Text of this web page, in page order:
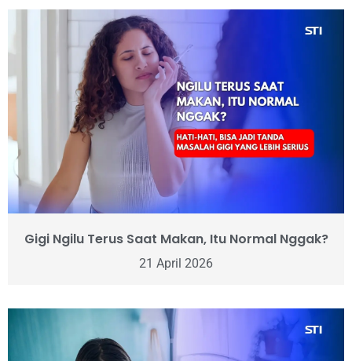
Gigi Ngilu Terus Saat Makan, Itu Normal Nggak?
21 April 2026